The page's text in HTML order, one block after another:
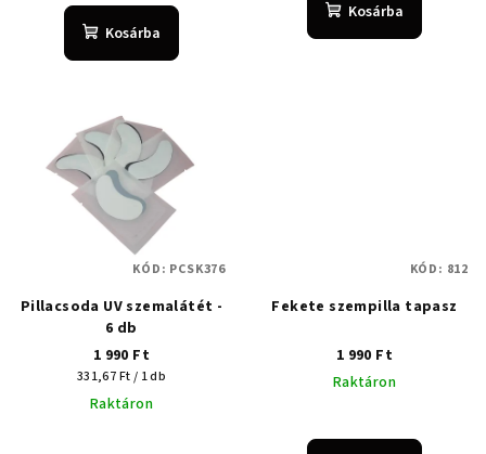
Kosárba
Kosárba
Pillacsoda UV szemalátét -
6 db
1 990 Ft
Egységár:
331,67 Ft / 1 db
Raktáron
KÓD: PCSK376
Fekete szempilla tapasz
1 990 Ft
Raktáron
KÓD: 812